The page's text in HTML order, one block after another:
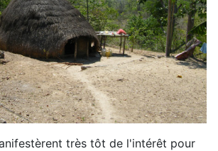
très tôt de l'intérêt pour